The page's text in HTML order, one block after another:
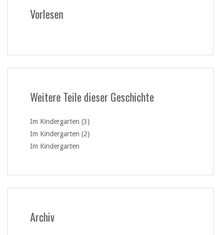
Vorlesen
Weitere Teile dieser Geschichte
Im Kindergarten (3)
Im Kindergarten (2)
Im Kindergarten
Archiv